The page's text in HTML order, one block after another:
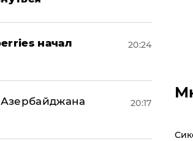
начал
20:24
20:17